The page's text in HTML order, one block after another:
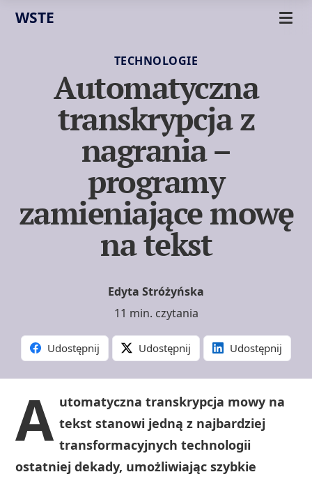
WSTE
TECHNOLOGIE
Automatyczna
transkrypcja z
nagrania –
programy
zamieniające mowę
na tekst
Edyta Stróżyńska
11 min. czytania
Udostępnij Udostępnij Udostępnij
A utomatyczna transkrypcja mowy na
tekst stanowi jedną z najbardziej
transformacyjnych technologii
ostatniej dekady, umożliwiając szybkie